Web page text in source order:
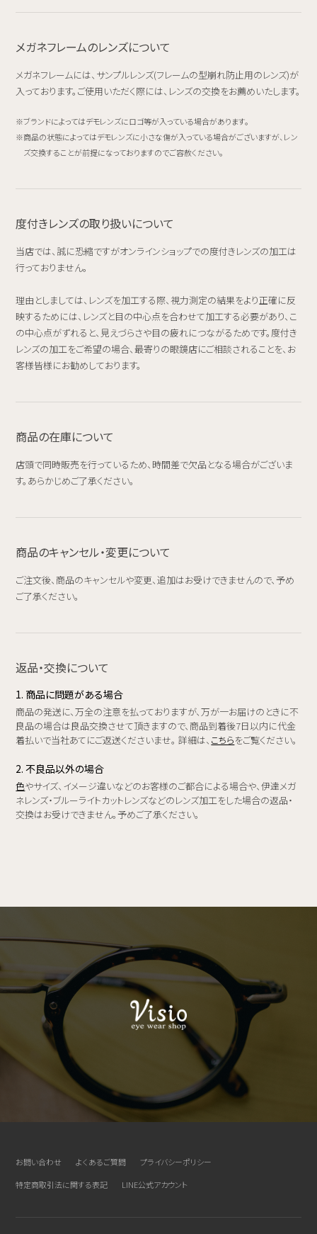
メガネフレームのレンズについて
メガネフレームには、サンプルレンズ(フレームの型崩れ防止用のレンズ)が
入っております。ご使用いただく際には、レンズの交換をお薦めいたします。
ブランドによってはデモレンズにロゴ等が入っている場合があります。
商品の状態によってはデモレンズに小さな傷が入っている場合がございますが、レン
ズ交換することが前提になっておりますのでご容赦ください。
度付きレンズの取り扱いについて
当店では、誠に恐縮ですがオンラインショップでの度付きレンズの加工は
行っておりません。
理由としましては、レンズを加工する際、視力測定の結果をより正確に反
映するためには、レンズと目の中心点を合わせて加工する必要があり、こ
の中心点がずれると、見えづらさや目の疲れにつながるためです。度付き
レンズの加工をご希望の場合、最寄りの眼鏡店にご相談されることを、お
客様皆様にお勧めしております。
商品の在庫について
店頭で同時販売を行っているため、時間差で欠品となる場合がございま
す。あらかじめご了承ください。
商品のキャンセル・変更について
ご注文後、商品のキャンセルや変更、追加はお受けできませんので、予め
ご了承ください。
返品・交換について
1. 商品に問題がある場合
商品の発送に、万全の注意を払っておりますが、万が一お届けのときに不
良品の場合は良品交換させて頂きますので、商品到着後7日以内に代金
着払いで当社あてにご返送くださいませ。 詳細は、 こちらをご覧ください。
2. 不良品以外の場合
色やサイズ、イメージ違いなどのお客様のご都合による場合や、伊達メガ
ネレンズ・ブルーライトカットレンズなどのレンズ加工をした場合の返品・
交換はお受けできません。予めご了承ください。
お問い合わせ よくあるご質問
プライバシーポリシー
特定商取引法に関する表記
LINE公式アカウント